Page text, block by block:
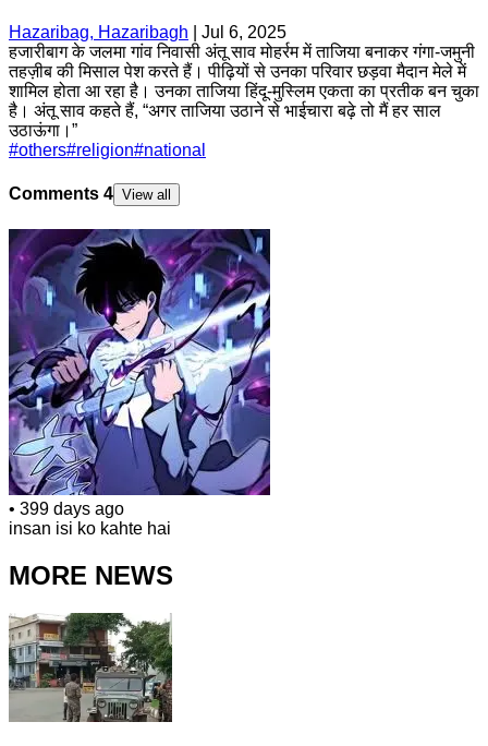
Hazaribag, Hazaribagh
Jul 6, 2025
हजारीबाग के जलमा गांव निवासी अंतू साव मोहर्रम में ताजिया बनाकर गंगा-जमुनी
तहज़ीब की मिसाल पेश करते हैं। पीढ़ियों से उनका परिवार छड़वा मैदान मेले में
शामिल होता आ रहा है। उनका ताजिया हिंदू-मुस्लिम एकता का प्रतीक बन चुका
है। अंतू साव कहते हैं, “अगर ताजिया उठाने से भाईचारा बढ़े तो मैं हर साल
उठाऊंगा।”
#others#religion#national
Comments 4 View all
• 399 days ago
insan isi ko kahte hai
MORE NEWS